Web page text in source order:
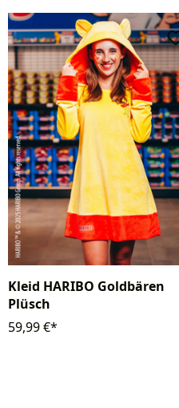
Kleid HARIBO Goldbären
Plüsch
59,99 €*